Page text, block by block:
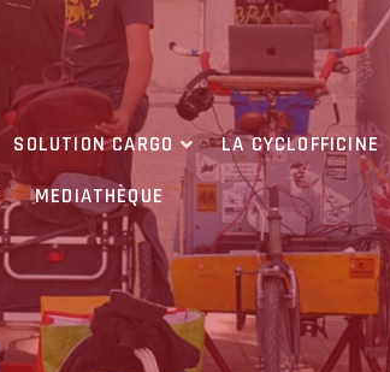
SOLUTION CARGO LA CYCLOFFICINE
MEDIATHÈQUE